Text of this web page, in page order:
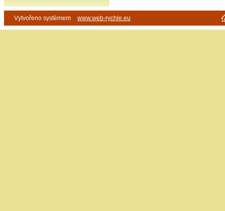
Vytvořeno systémem www.web-rychle.eu